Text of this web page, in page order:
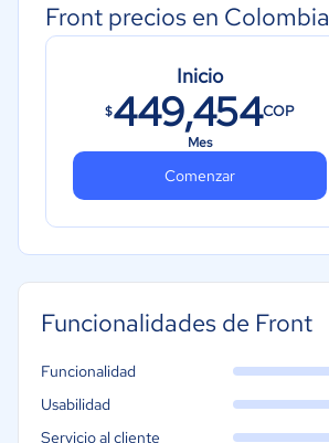
Front precios en Colombia
Inicio
$449,454COP
Mes
Comenzar
Funcionalidades de Front
Funcionalidad
Usabilidad
Servicio al cliente